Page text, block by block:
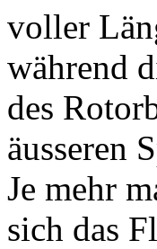
voller
während
des
äusseren
Je mehr
sich das